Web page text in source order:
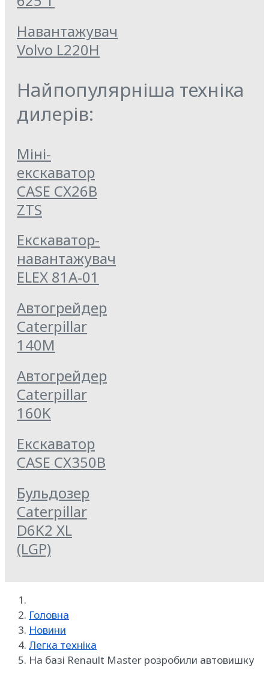
Навантажувач
Volvo L220H
Найпопулярніша техніка
дилерів:
Міні-
екскаватор
CASE CX26B
ZTS
Екскаватор-
навантажувач
ELEX 81А-01
Автогрейдер
Caterpillar
140M
Автогрейдер
Caterpillar
160K
Екскаватор
CASE CX350B
Бульдозер
Caterpillar
D6K2 XL
(LGP)
Головна
Новини
Легка техніка
На базі Renault Master розробили автовишку